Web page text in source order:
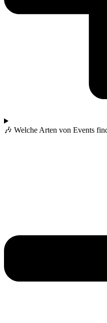
🎶 Welche Arten von Events